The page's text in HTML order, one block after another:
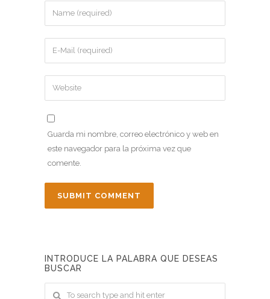
Guarda mi nombre, correo electrónico y web en
este navegador para la próxima vez que
comente.
INTRODUCE LA PALABRA QUE DESEAS
BUSCAR